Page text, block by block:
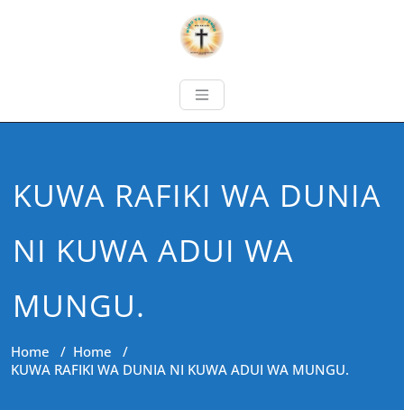
KUWA RAFIKI WA DUNIA
NI KUWA ADUI WA
MUNGU.
Home / Home /
KUWA RAFIKI WA DUNIA NI KUWA ADUI WA MUNGU.